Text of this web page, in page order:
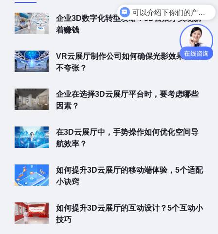
企业3D数字化转型攻略：3D云展厅实现躺
着赚钱
VR云展厅制作公司如何确保光影效果自然
不夸张？
企业在选择3D云展厅平台时，要考虑哪些
因素？
在3D云展厅中，手势操作如何优化空间导
航效率？
如何提升3D云展厅的移动端体验，5个适配
小诀窍
如何提升3D云展厅的互动设计？5个互动小
技巧
你们是怎么收费的呢